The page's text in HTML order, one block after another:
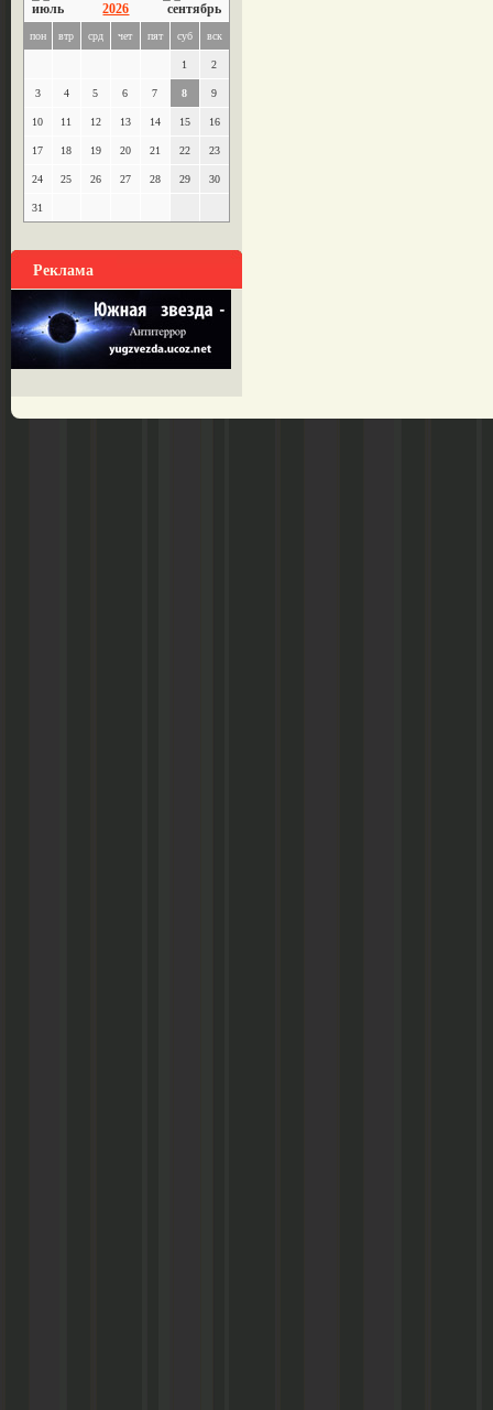
2026
пон втр срд чет пят суб вск
1 2
3 4 5 6 7 8 9
10 11 12 13 14 15 16
17 18 19 20 21 22 23
24 25 26 27 28 29 30
31
Реклама